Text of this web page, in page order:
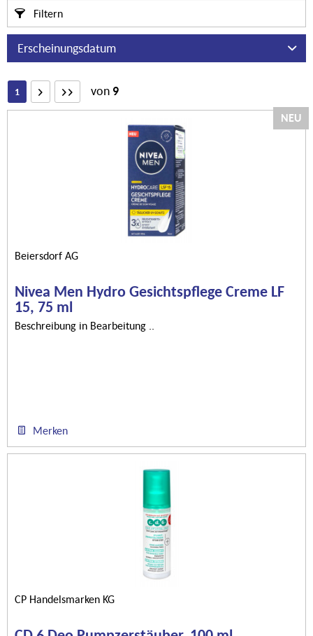
Filtern
1 von 9
NEU
Beiersdorf AG
Nivea Men Hydro Gesichtspflege Creme LF
15, 75 ml
Beschreibung in Bearbeitung ..
Merken
CP Handelsmarken KG